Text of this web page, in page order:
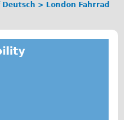
Deutsch
London Fahrrad